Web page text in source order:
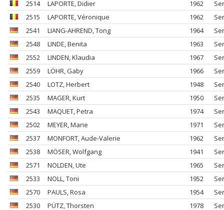
2514
LAPORTE, Didier 1962
2515
LAPORTE, Véronique 1962
2541
LIANG-AHREND, Tong 1964
2548
LINDE, Benita 1963
2552
LINDEN, Klaudia 1967
2559
LÖHR, Gaby 1966
2540
LOTZ, Herbert 1948
2535
MAGER, Kurt 1950
2543
MAQUET, Petra 1974
2502
MEYER, Marie 1971
2537
MONFORT, Aude-Valerie 1962
2538
MÖSER, Wolfgang 1941
2571
NOLDEN, Ute 1965
2533
NOLL, Toni 1952
2570
PAULS, Rosa 1954
2530
PÜTZ, Thorsten 1978